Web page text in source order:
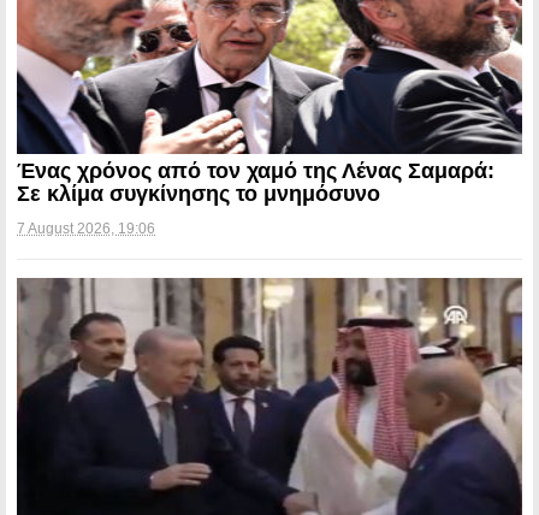
Ένας χρόνος από τον χαμό της Λένας Σαμαρά:
Σε κλίμα συγκίνησης το μνημόσυνο
7 August 2026, 19:06